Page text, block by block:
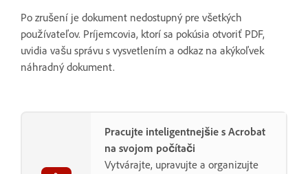
Po zrušení je dokument nedostupný pre všetkých
používateľov. Príjemcovia, ktorí sa pokúsia otvoriť PDF,
uvidia vašu správu s vysvetlením a odkaz na akýkoľvek
náhradný dokument.
Pracujte inteligentnejšie s Acrobat
na svojom počítači
Vytvárajte, upravujte a organizujte